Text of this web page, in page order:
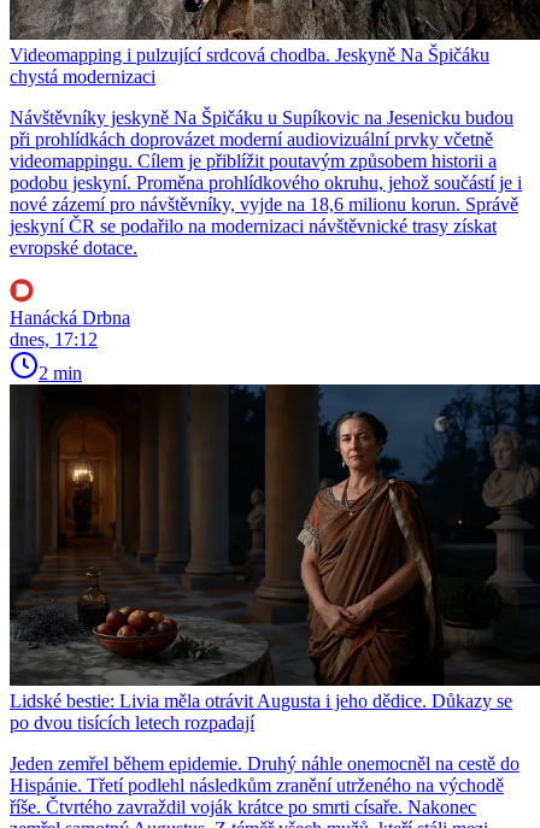
Videomapping i pulzující srdcová chodba. Jeskyně Na Špičáku
chystá modernizaci
Návštěvníky jeskyně Na Špičáku u Supíkovic na Jesenicku budou
při prohlídkách doprovázet moderní audiovizuální prvky včetně
videomappingu. Cílem je přiblížit poutavým způsobem historii a
podobu jeskyní. Proměna prohlídkového okruhu, jehož součástí je i
nové zázemí pro návštěvníky, vyjde na 18,6 milionu korun. Správě
jeskyní ČR se podařilo na modernizaci návštěvnické trasy získat
evropské dotace.
Hanácká Drbna
dnes, 17:12
2 min
Lidské bestie: Livia měla otrávit Augusta i jeho dědice. Důkazy se
po dvou tisících letech rozpadají
Jeden zemřel během epidemie. Druhý náhle onemocněl na cestě do
Hispánie. Třetí podlehl následkům zranění utrženého na východě
říše. Čtvrtého zavraždil voják krátce po smrti císaře. Nakonec